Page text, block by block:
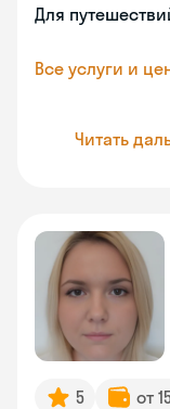
Для
Все услуги и
Читать
5 от